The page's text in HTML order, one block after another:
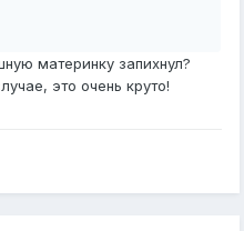
материнку запихнул?
это очень круто!